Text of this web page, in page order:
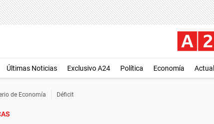
Últimas Noticias Exclusivo A24 Política Economía
de Economía Déficit